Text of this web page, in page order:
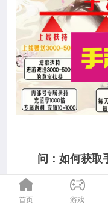
首页 游戏
问：如何获取
答：市面是